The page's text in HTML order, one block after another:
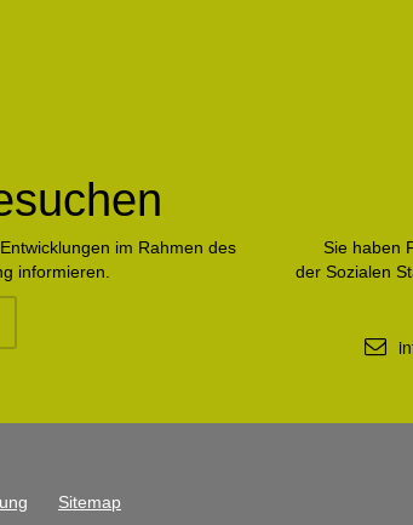
im Rahmen des
informieren.
Sie haben
der Sozialen
Sitemap